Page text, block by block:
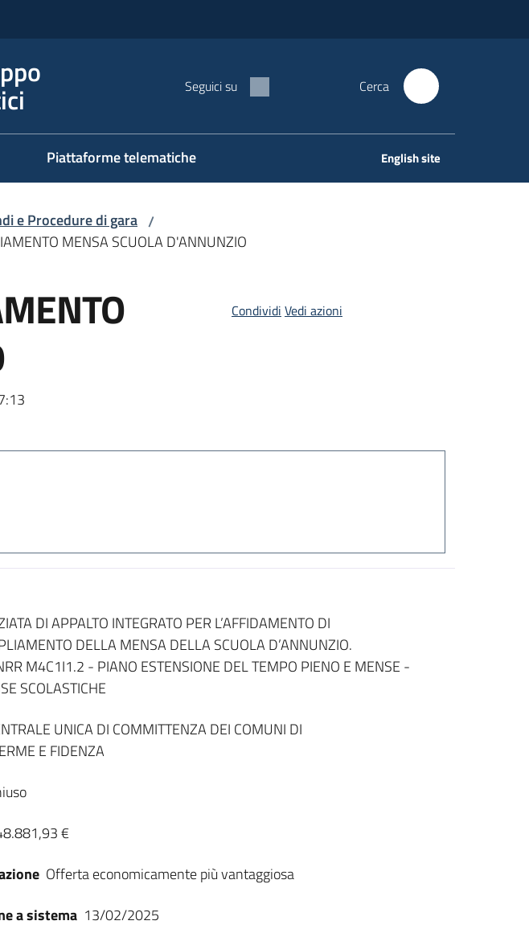
Seguici su Cerca
Piattaforme telematiche English site
e Procedure di gara /
MENSA SCUOLA D'ANNUNZIO
Condividi Vedi azioni
DI APPALTO INTEGRATO PER L’AFFIDAMENTO DI
DELLA MENSA DELLA SCUOLA D’ANNUNZIO.
M4C1I1.2 - PIANO ESTENSIONE DEL TEMPO PIENO E MENSE -
SCOLASTICHE
UNICA DI COMMITTENZA DEI COMUNI DI
E FIDENZA
€
Offerta economicamente più vantaggiosa
a sistema 13/02/2025